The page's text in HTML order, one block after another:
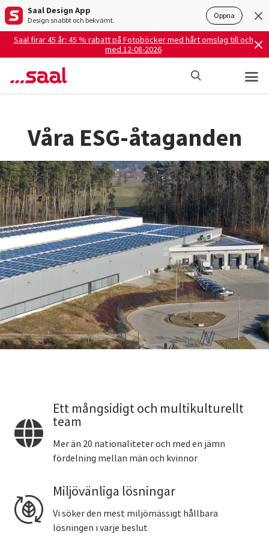
Saal Design App
Design snabbt och bekvämt. Öppna
Saal firar 45 år: 45 % rabatt på Fotoböcker med hårt omslag till och
med 12-08-2026
Våra ESG-åtaganden
Ett mångsidigt och multikulturellt
team
Mer än 20 nationaliteter och med en jämn
fördelning mellan män och kvinnor
Miljövänliga lösningar
Vi söker den mest miljömässigt hållbara
lösningen i varje beslut